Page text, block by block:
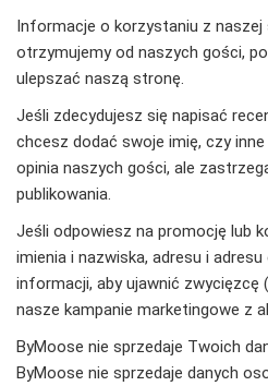
Informacje o korzystaniu z naszej
otrzymujemy od naszych gości,
ulepszać naszą stronę.
Jeśli zdecydujesz się napisać
chcesz dodać swoje imię, czy
opinia naszych gości, ale
publikowania.
Jeśli odpowiesz na promocję lub
imienia i nazwiska, adresu i
informacji, aby ujawnić zwycięzcę
nasze kampanie marketingowe z
ByMoose nie sprzedaje Twoich
ByMoose nie sprzedaje danych